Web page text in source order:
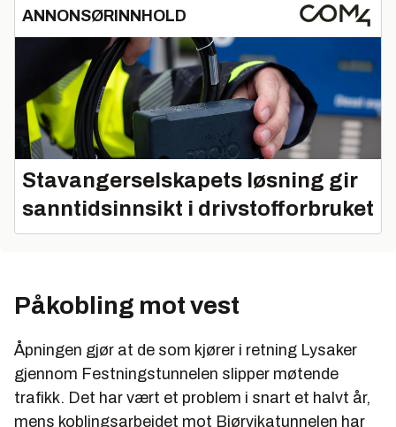
ANNONSØRINNHOLD
Stavangerselskapets løsning gir
sanntidsinnsikt i drivstofforbruket
Påkobling mot vest
Åpningen gjør at de som kjører i retning Lysaker
gjennom Festningstunnelen slipper møtende
trafikk. Det har vært et problem i snart et halvt år,
mens koblingsarbeidet mot Bjørvikatunnelen har